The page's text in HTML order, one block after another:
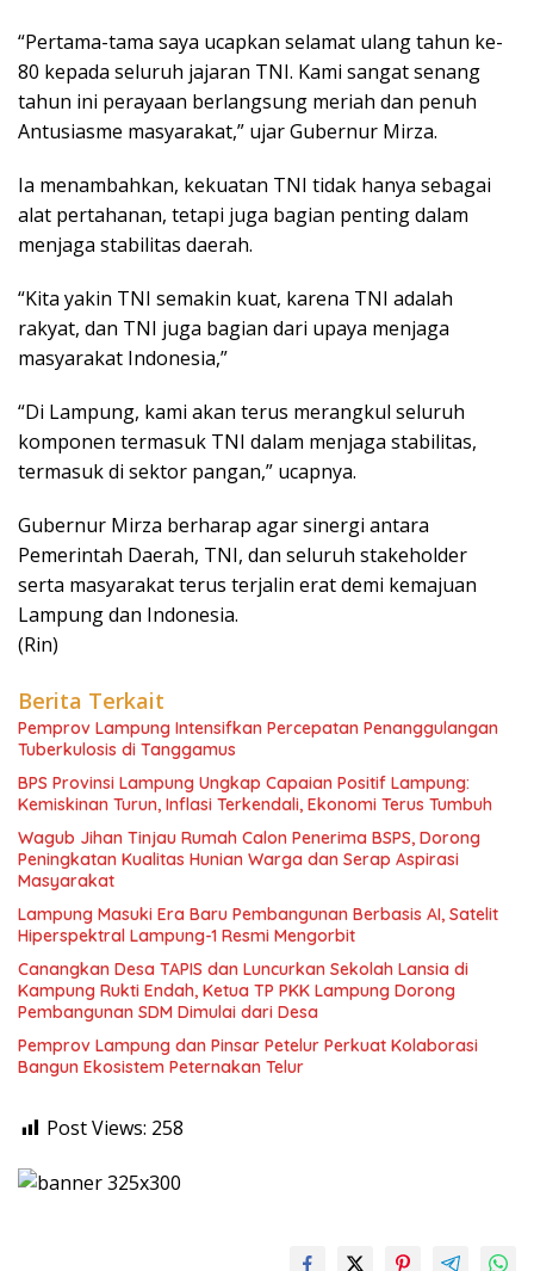
“Pertama-tama saya ucapkan selamat ulang tahun ke-
80 kepada seluruh jajaran TNI. Kami sangat senang
tahun ini perayaan berlangsung meriah dan penuh
Antusiasme masyarakat,” ujar Gubernur Mirza.
Ia menambahkan, kekuatan TNI tidak hanya sebagai
alat pertahanan, tetapi juga bagian penting dalam
menjaga stabilitas daerah.
“Kita yakin TNI semakin kuat, karena TNI adalah
rakyat, dan TNI juga bagian dari upaya menjaga
masyarakat Indonesia,”
“Di Lampung, kami akan terus merangkul seluruh
komponen termasuk TNI dalam menjaga stabilitas,
termasuk di sektor pangan,” ucapnya.
Gubernur Mirza berharap agar sinergi antara
Pemerintah Daerah, TNI, dan seluruh stakeholder
serta masyarakat terus terjalin erat demi kemajuan
Lampung dan Indonesia.
(Rin)
Berita Terkait
Pemprov Lampung Intensifkan Percepatan Penanggulangan
Tuberkulosis di Tanggamus
BPS Provinsi Lampung Ungkap Capaian Positif Lampung:
Kemiskinan Turun, Inflasi Terkendali, Ekonomi Terus Tumbuh
Wagub Jihan Tinjau Rumah Calon Penerima BSPS, Dorong
Peningkatan Kualitas Hunian Warga dan Serap Aspirasi
Masyarakat
Lampung Masuki Era Baru Pembangunan Berbasis AI, Satelit
Hiperspektral Lampung-1 Resmi Mengorbit
Canangkan Desa TAPIS dan Luncurkan Sekolah Lansia di
Kampung Rukti Endah, Ketua TP PKK Lampung Dorong
Pembangunan SDM Dimulai dari Desa
Pemprov Lampung dan Pinsar Petelur Perkuat Kolaborasi
Bangun Ekosistem Peternakan Telur
Post Views: 258